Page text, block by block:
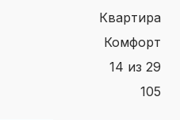
квартира
Комфорт
14 из 29
105